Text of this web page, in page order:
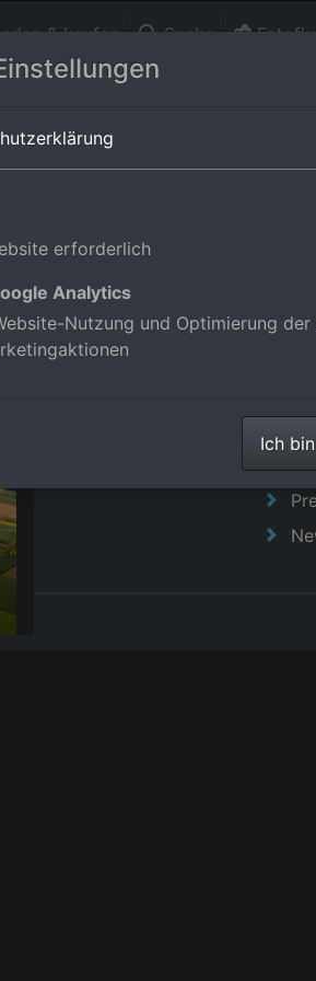
& kaufen Suche
in Baden-
im Online-Shop
AGB
erforderlich
Analytics
Nutzung und Optimierung
Ich